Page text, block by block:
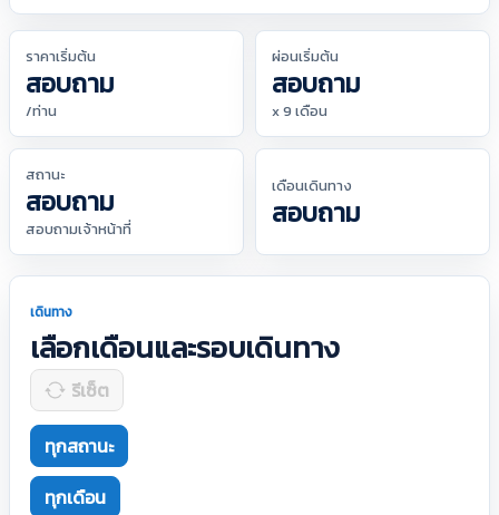
ราคาเริ่มต้น
สอบถาม
/ท่าน
ผ่อนเริ่มต้น
สอบถาม
x 9 เดือน
สถานะ
สอบถาม
สอบถามเจ้าหน้าที่
เดือนเดินทาง
สอบถาม
เดินทาง
เลือกเดือนและรอบเดินทาง
รีเซ็ต
ทุกสถานะ
ทุกเดือน